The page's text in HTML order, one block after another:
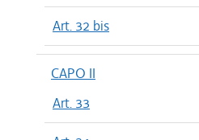
Art. 32 bis
CAPO II
Art. 33